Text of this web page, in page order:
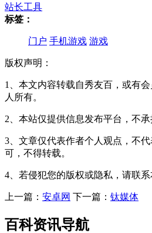
站长工具
标签：
门户 手机游戏 游戏
版权声明：
1、本文内容转载自秀友百，或有
人所有。
2、本站仅提供信息发布平台，不承
3、文章仅代表作者个人观点，不
可，不得转载。
4、若侵犯您的版权或隐私，请联系
上一篇： 安卓网 下一篇： 钛媒体
百科资讯导航